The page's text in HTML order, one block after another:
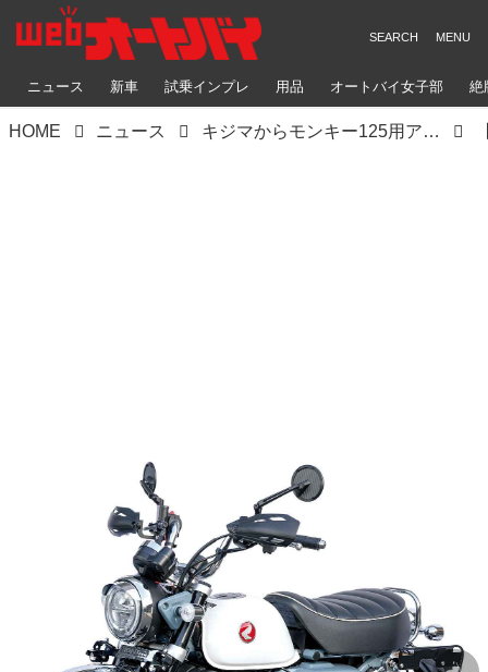
ニュース 新車 試乗インプレ 用品 オートバイ女子部 絶
HOME ニュース キジマからモンキー125用アイテムが続々登場！【AUTO BY SPECIAL PARTS PICK UP】